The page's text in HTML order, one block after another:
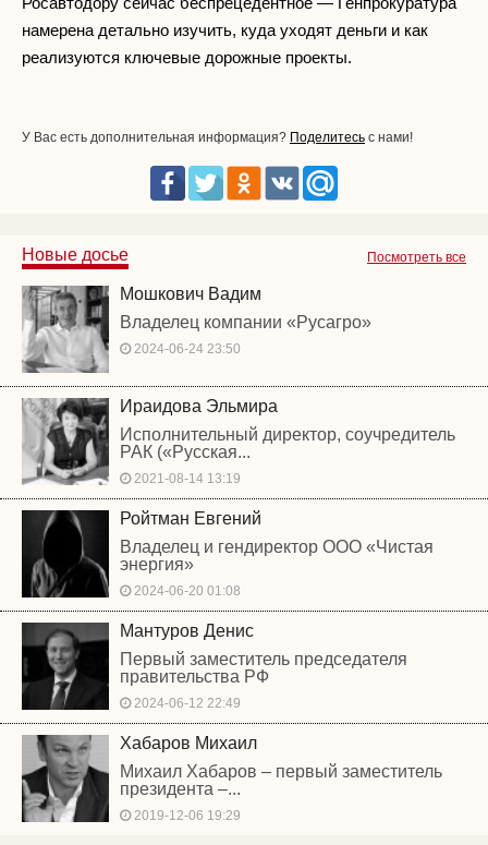
намерена детально изучить, куда уходят деньги и как
реализуются ключевые дорожные проекты.
У Вас есть дополнительная информация? Поделитесь с нами!
Посмотреть все
Новые досье
Мошкович Вадим
Владелец компании «Русагро»
2024-06-24 23:50
Ираидова Эльмира
Исполнительный директор, соучредитель
РАК («Русская...
2021-08-14 13:19
Ройтман Евгений
Владелец и гендиректор ООО «Чистая
энергия»
2024-06-20 01:08
Мантуров Денис
Первый заместитель председателя
правительства РФ
2024-06-12 22:49
Хабаров Михаил
Михаил Хабаров – первый заместитель
президента –...
2019-12-06 19:29